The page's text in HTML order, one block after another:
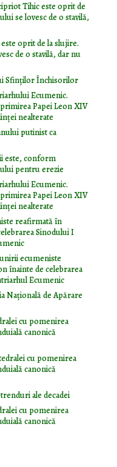
Tihic este oprit de
se lovesc de o stavilă,
oprit de la slujire.
de o stavilă, dar nu
Sfinţilor Închisorilor
Ecumenic.
Papei Leon XIV
nealterate
putinist ca
este, conform
pentru erezie
Ecumenic.
Papei Leon XIV
nealterate
reafirmată în
Sinodului I
ecumeniste
înainte de celebrarea
Ecumenic
Naţională de Apărare
cu pomenirea
canonică
cu pomenirea
canonică
ale decadei
cu pomenirea
canonică